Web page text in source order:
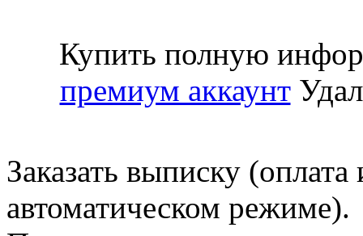
Купить полную
премиум аккаунт
Заказать выписку
автоматическом режиме).